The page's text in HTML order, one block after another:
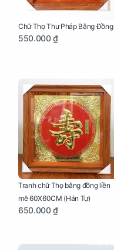
Chữ Thọ Thư Pháp Bằng Đồng
550.000 ₫
Tranh chữ Thọ bằng đồng liền
mê 60X60CM (Hán Tự)
650.000 ₫